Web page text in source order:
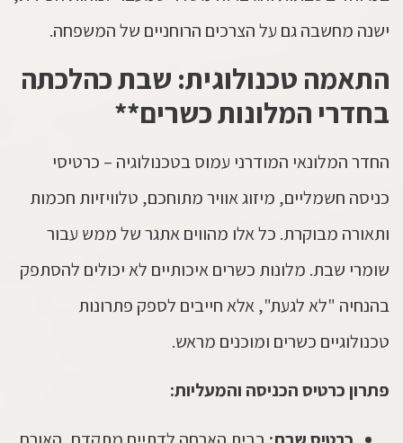
ישנה מחשבה גם על הצרכים הרוחניים של המשפחה.
התאמה טכנולוגית: שבת כהלכתה
בחדרי המלונות כשרים**
החדר המלונאי המודרני עמוס בטכנולוגיה – כרטיסי
כניסה חשמליים, מיזוג אוויר מתוחכם, טלוויזיות חכמות
ותאורה מבוקרת. כל אלו מהווים אתגר של ממש עבור
שומרי שבת. מלונות כשרים איכותיים לא יכולים להסתפק
בהנחיה "לא לגעת", אלא חייבים לספק פתרונות
טכנולוגיים כשרים ומוכנים מראש.
פתרון כרטיס הכניסה והמעליות: